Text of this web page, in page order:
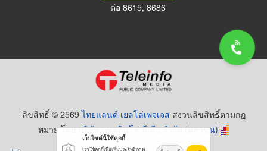
ต่อ 8615, 8686
ลิขสิทธิ์ © 2569ไทยแลนด์ เยลโล่เพจเจส สงวนลิขสิทธิ์ตามกฏ
หมาย โดยบริษัท เทเลอินโฟ มีเดีย จำกัด (มหาชน)
เว็บไซต์นี้ใช้คุกกี้
เราใช้คุกกี้เพื่อเพิ่มประสิทธิภาพ